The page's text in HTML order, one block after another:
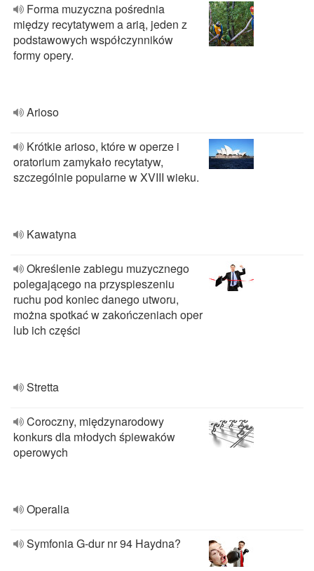
Forma muzyczna pośrednia
między recytatywem a arią, jeden z
podstawowych współczynników
formy opery.
Arioso
Krótkie arioso, które w operze i
oratorium zamykało recytatyw,
szczególnie popularne w XVIII wieku.
Kawatyna
Określenie zabiegu muzycznego
polegającego na przyspieszeniu
ruchu pod koniec danego utworu,
można spotkać w zakończeniach oper
lub ich części
Stretta
Coroczny, międzynarodowy
konkurs dla młodych śpiewaków
operowych
Operalia
Symfonia G-dur nr 94 Haydna?